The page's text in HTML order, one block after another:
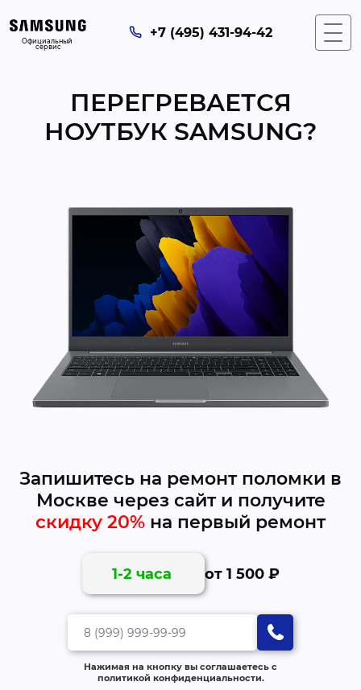
Официальный
сервис
+7 (495) 431-94-42
ПЕРЕГРЕВАЕТСЯ
НОУТБУК SAMSUNG?
Запишитесь на ремонт поломки в
Москве через сайт и получите
скидку 20% на первый ремонт
1-2 часа от 1 500 ₽
Нажимая на кнопку вы соглашаетесь с
политикой конфиденциальности.